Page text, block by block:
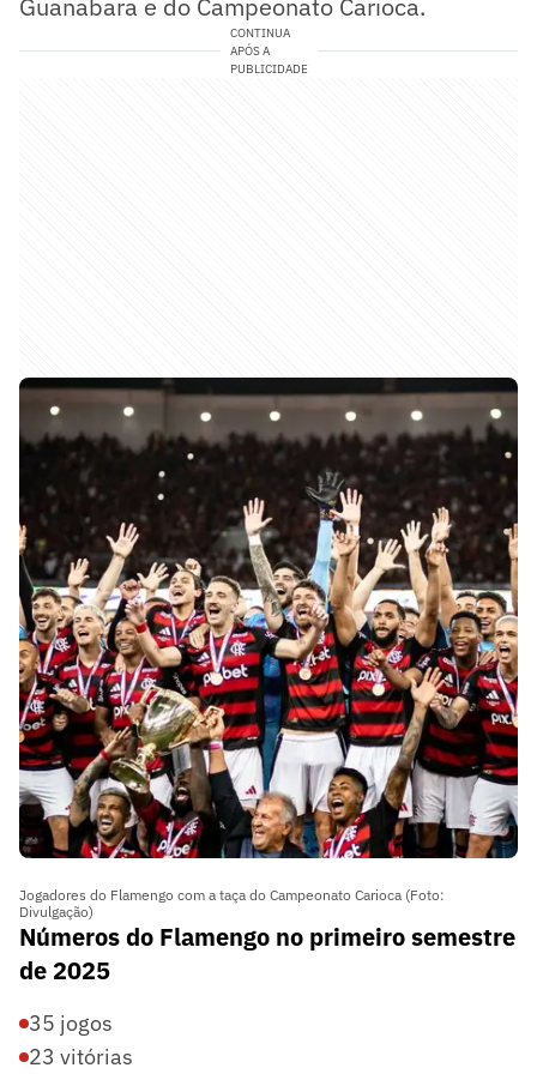
Guanabara e do Campeonato Carioca.
CONTINUA
APÓS A
PUBLICIDADE
Jogadores do Flamengo com a taça do Campeonato Carioca (Foto:
Divulgação)
Números do Flamengo no primeiro semestre
de 2025
35 jogos
23 vitórias